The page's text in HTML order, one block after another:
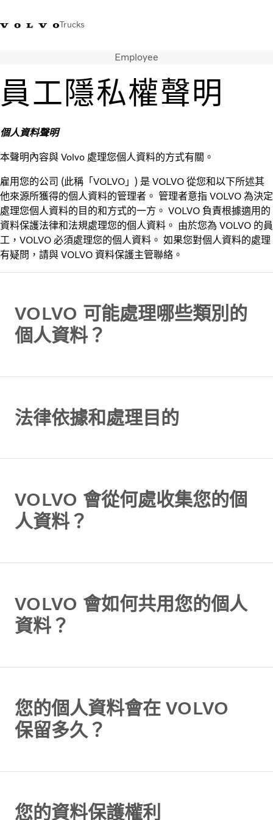
Trucks
售服專線 3713 1788Volvo Trucks 商店
運輸解決方案
服務
尋找經銷商
News
關於我們
聯絡我們
IAL 電子報
下載專區
Employee
員工隱私權聲明
個人資料聲明
本聲明內容與 Volvo 處理您個人資料的方式有關。
雇用您的公司 (此稱「VOLVO」) 是 VOLVO 從您和以下所述其
他來源所獲得的個人資料的管理者。 管理者意指 VOLVO 為決定
處理您個人資料的目的和方式的一方。 VOLVO 負責根據適用的
資料保護法律和法規處理您的個人資料。 由於您為 VOLVO 的員
工，VOLVO 必須處理您的個人資料。 如果您對個人資料的處理
有疑問，請與 VOLVO 資料保護主管聯絡。
VOLVO 可能處理哪些類別的
個人資料？
法律依據和處理目的
VOLVO 會從何處收集您的個
人資料？
VOLVO 會如何共用您的個人
資料？
您的個人資料會在 VOLVO
保留多久？
您的資料保護權利